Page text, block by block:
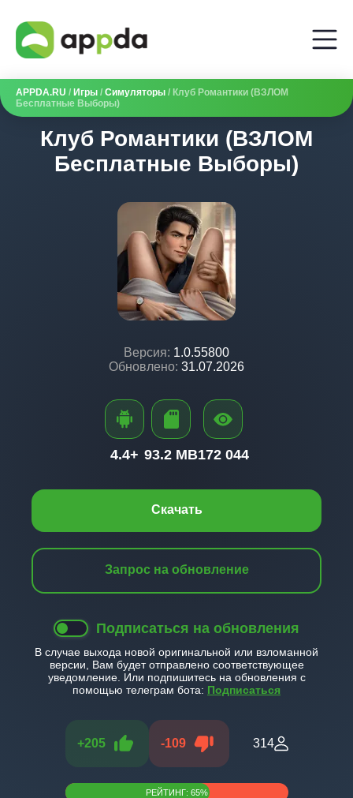
APPDA.RU / Игры / Симуляторы / Клуб Романтики (ВЗЛОМ
Бесплатные Выборы)
Клуб Романтики (ВЗЛОМ
Бесплатные Выборы)
Версия: 1.0.55800
Обновлено: 31.07.2026
Скачать
Запрос на обновление
Подписаться на обновления
В случае выхода новой оригинальной или взломанной
версии, Вам будет отправлено соответствующее
уведомление. Или подпишитесь на обновления с
помощью телеграм бота: Подписаться
+205 -109 314
РЕЙТИНГ: 65%
4.4+ 93.2 MB172 044